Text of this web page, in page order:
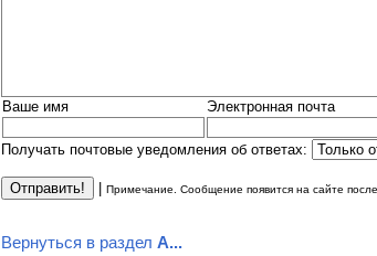
Ваше имя Электронная почта
Получать почтовые уведомления об ответах:
Примечание. Сообщение появится на сайте
Вернуться в раздел А...